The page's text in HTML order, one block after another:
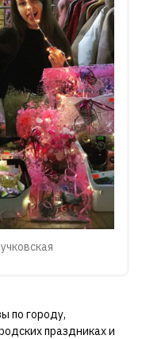
по городу,
праздниках и